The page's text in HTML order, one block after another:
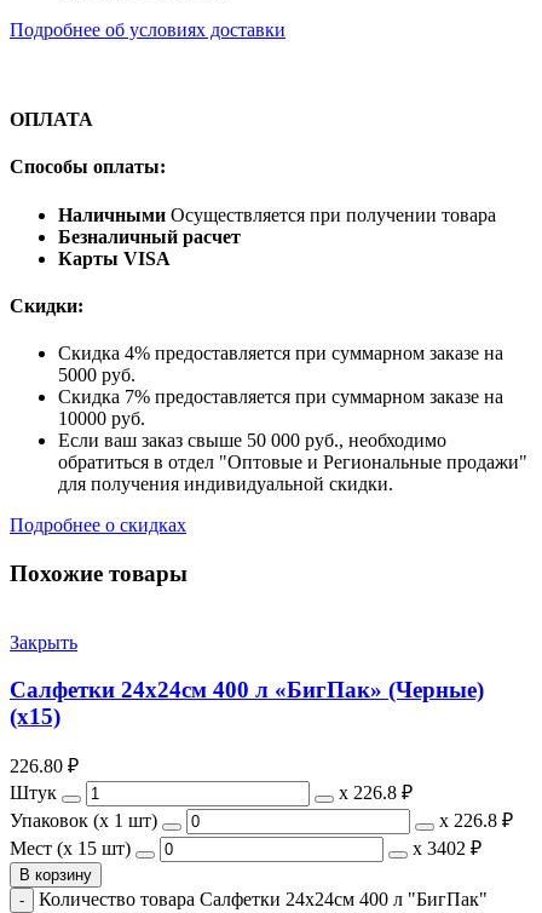
Подробнее об условиях доставки
ОПЛАТА
Способы оплаты:
Наличными Осуществляется при получении товара
Безналичный расчет
Карты VISA
Скидки:
Скидка 4% предоставляется при суммарном заказе на
5000 руб.
Скидка 7% предоставляется при суммарном заказе на
10000 руб.
Если ваш заказ свыше 50 000 руб., необходимо
обратиться в отдел "Оптовые и Региональные продажи"
для получения индивидуальной скидки.
Подробнее о скидках
Похожие товары
Закрыть
Салфетки 24х24см 400 л «БигПак» (Черные)
(х15)
226.80 ₽
Штук
х 226.8 ₽
Упаковок (x 1 шт)
х 226.8 ₽
Мест (x 15 шт)
х 3402 ₽
В корзину
Количество товара Салфетки 24х24см 400 л "БигПак"